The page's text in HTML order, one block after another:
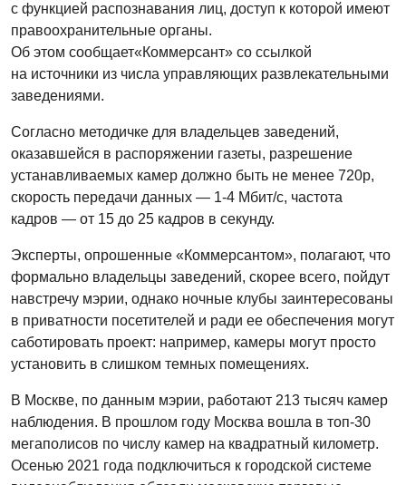
с функцией распознавания лиц, доступ к которой имеют
правоохранительные органы.
Об этом сообщает«Коммерсант» со ссылкой
на источники из числа управляющих развлекательными
заведениями.
Согласно методичке для владельцев заведений,
оказавшейся в распоряжении газеты, разрешение
устанавливаемых камер должно быть не менее 720p,
скорость передачи данных — 1-4 Мбит/с, частота
кадров — от 15 до 25 кадров в секунду.
Эксперты, опрошенные «Коммерсантом», полагают, что
формально владельцы заведений, скорее всего, пойдут
навстречу мэрии, однако ночные клубы заинтересованы
в приватности посетителей и ради ее обеспечения могут
саботировать проект: например, камеры могут просто
установить в слишком темных помещениях.
В Москве, по данным мэрии, работают 213 тысяч камер
наблюдения. В прошлом году Москва вошла в топ-30
мегаполисов по числу камер на квадратный километр.
Осенью 2021 года подключиться к городской системе